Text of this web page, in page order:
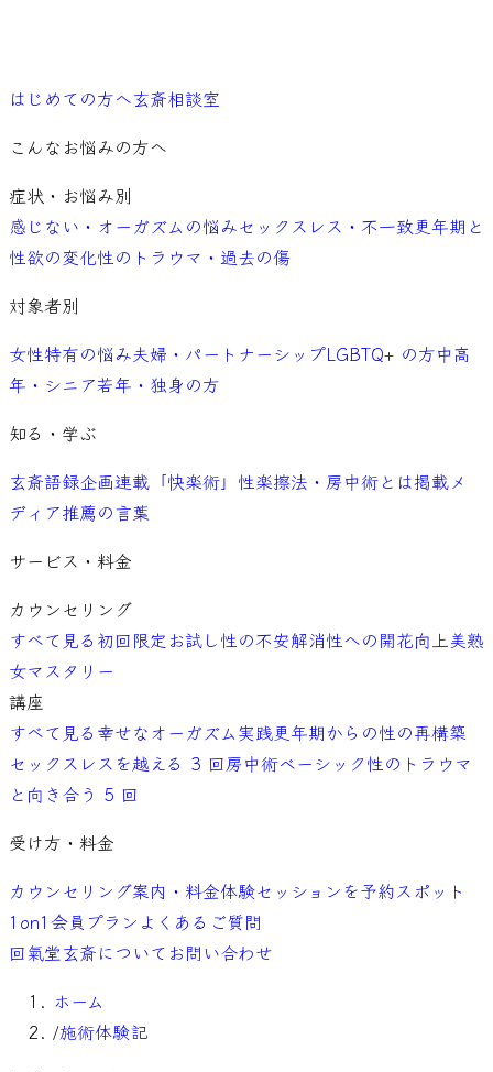
はじめての方へ玄斎相談室
こんなお悩みの方へ
症状・お悩み別
感じない・オーガズムの悩みセックスレス・不一致更年期と
性欲の変化性のトラウマ・過去の傷
対象者別
女性特有の悩み夫婦・パートナーシップLGBTQ+ の方中高
年・シニア若年・独身の方
知る・学ぶ
玄斎語録企画連載「快楽術」 性楽擦法・房中術とは掲載メ
ディア推薦の言葉
サービス・料金
カウンセリング
すべて見る 初回限定お試し性の不安解消性への開花向上美熟
女マスタリー
講座
すべて見る 幸せなオーガズム実践更年期からの性の再構築
セックスレスを越える 3 回房中術ベーシック性のトラウマ
と向き合う 5 回
受け方・料金
カウンセリング案内・料金体験セッションを予約スポット
1on1 会員プラン よくあるご質問
回氣堂玄斎について お問い合わせ
ホーム
/施術体験記